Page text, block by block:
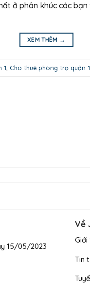
ở phân khúc các
XEM THÊM →
1 Cho thuê phòng trọ quận 1
15/05/2023
Về
Giới
Tin